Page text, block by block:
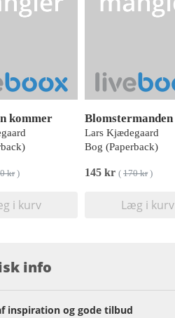
kommer
kr)
i kurv
Blomstermanden
Lars Kjædegaard
Bog (Paperback)
145 kr ( 170 kr)
Læg i kurv
info
inspiration og gode tilbud